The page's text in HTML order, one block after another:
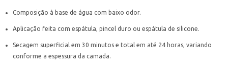
Composição à base de água com baixo odor.
Aplicação feita com espátula, pincel duro ou espátula de silicone.
Secagem superficial em 30 minutos e total em até 24 horas, variando
conforme a espessura da camada.